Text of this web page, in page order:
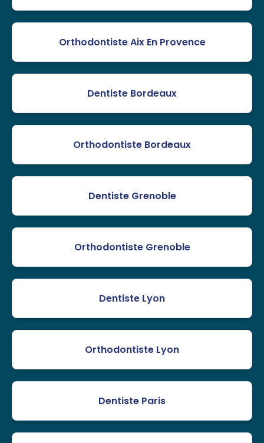
Orthodontiste Aix En Provence
Dentiste Bordeaux
Orthodontiste Bordeaux
Dentiste Grenoble
Orthodontiste Grenoble
Dentiste Lyon
Orthodontiste Lyon
Dentiste Paris